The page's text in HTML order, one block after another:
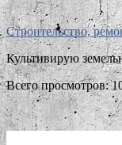
Строительство,
Культивирую
Всего просмотров: